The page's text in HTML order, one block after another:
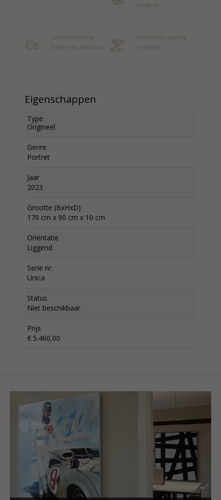
mogelijk
Gratis aflevering
binnen de randstad
Kunstkoopregeling
mogelijk
Eigenschappen
Type
Origineel
Genre
Portret
Jaar
2023
Grootte (BxHxD)
170 cm x 90 cm x 10 cm
Oriëntatie
Liggend
Serie nr.
Unica
Status
Niet beschikbaar
Prijs
€ 5.460,00